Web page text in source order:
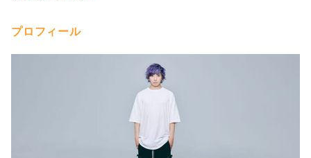
プロフィール